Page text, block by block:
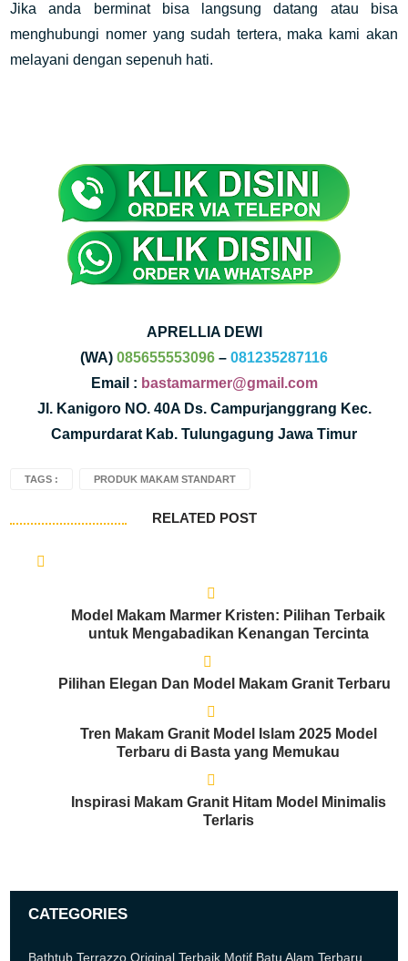
Jika anda berminat bisa langsung datang atau bisa
menghubungi nomer yang sudah tertera, maka kami akan
melayani dengan sepenuh hati.
APRELLIA DEWI
(WA) 085655553096 – 081235287116
Email : bastamarmer@gmail.com
Jl. Kanigoro NO. 40A Ds. Campurjanggrang Kec.
Campurdarat Kab. Tulungagung Jawa Timur
TAGS : PRODUK MAKAM STANDART
RELATED POST
Model Makam Marmer Kristen: Pilihan Terbaik
untuk Mengabadikan Kenangan Tercinta
Pilihan Elegan Dan Model Makam Granit Terbaru
Tren Makam Granit Model Islam 2025 Model
Terbaru di Basta yang Memukau
Inspirasi Makam Granit Hitam Model Minimalis
Terlaris
CATEGORIES
Bathtub Terrazzo Original Terbaik Motif Batu Alam Terbaru